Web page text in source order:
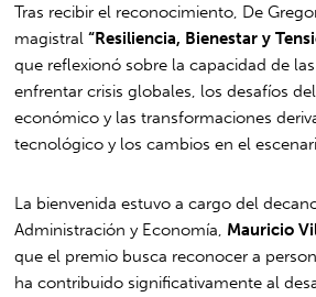
Tras recibir el reconocimiento, De
magistral“Resiliencia, Bienestar y
que reflexionó sobre la capacidad de
enfrentar crisis globales, los desafíos
económico y las transformaciones
tecnológico y los cambios en el
La bienvenida estuvo a cargo del
Administración y Economía, Mauricio
que el premio busca reconocer a
ha contribuido significativamente al